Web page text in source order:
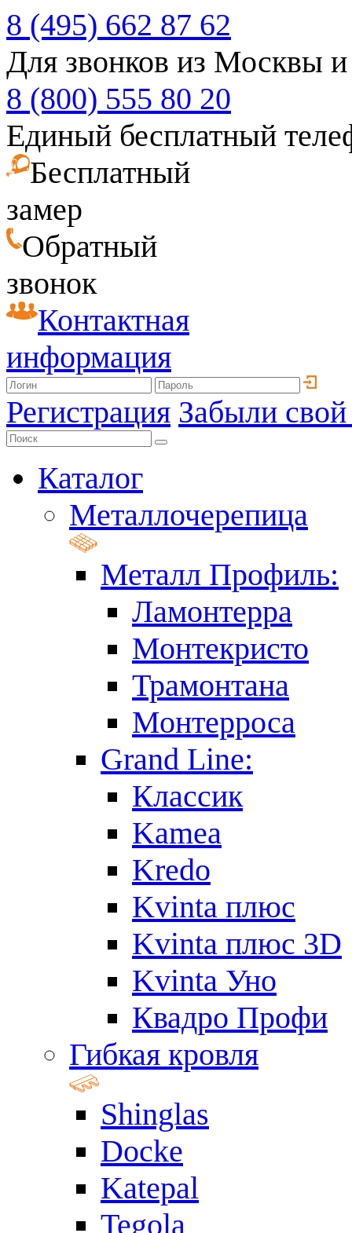
8 (495) 662 87 62
Для звонков из Москвы
8 (800) 555 80 20
Единый бесплатный
Бесплатный
замер
Обратный
звонок
Контактная
информация
Регистрация Забыли
Каталог
Металлочерепица
Металл Профиль:
Ламонтерра
Монтекристо
Трамонтана
Монтерроса
Grand Line:
Классик
Kamea
Kredo
Kvinta плюс
Kvinta плюс 3D
Kvinta Уно
Квадро Профи
Гибкая кровля
Shinglas
Docke
Katepal
Tegola